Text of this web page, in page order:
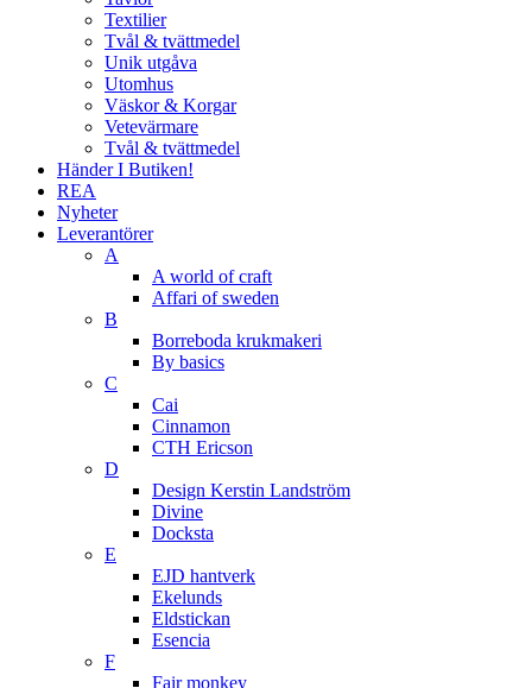
Textilier
Tvål & tvättmedel
Unik utgåva
Utomhus
Väskor & Korgar
Vetevärmare
Tvål & tvättmedel
Händer I Butiken!
REA
Nyheter
Leverantörer
A
A world of craft
Affari of sweden
B
Borreboda krukmakeri
By basics
C
Cai
Cinnamon
CTH Ericson
D
Design Kerstin Landström
Divine
Docksta
E
EJD hantverk
Ekelunds
Eldstickan
Esencia
F
Fair monkey